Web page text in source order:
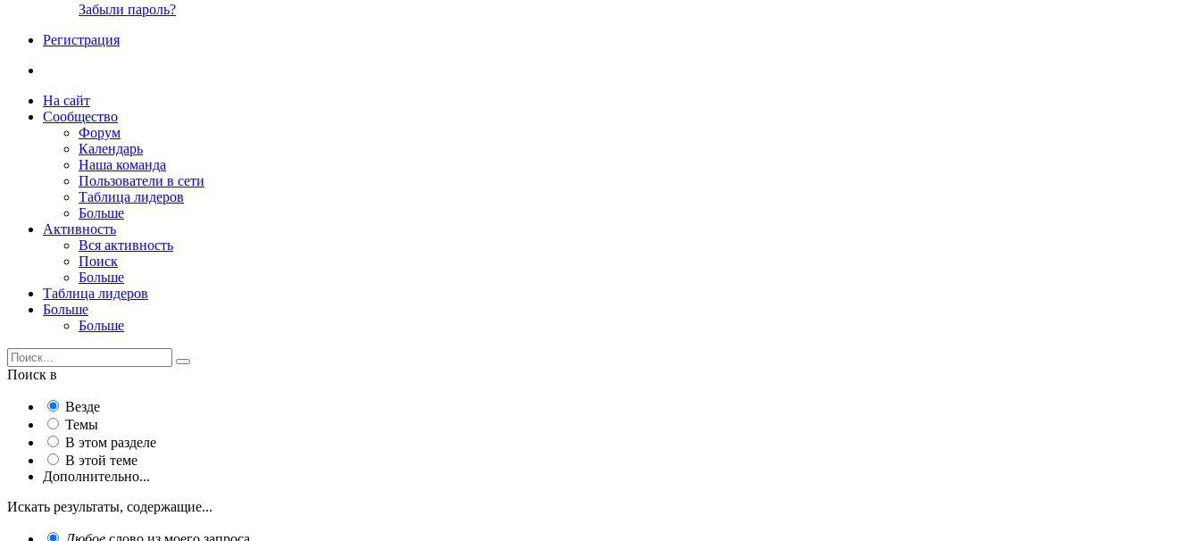
Забыли пароль?
Регистрация
На сайт
Сообщество
Форум
Календарь
Наша команда
Пользователи в сети
Таблица лидеров
Больше
Активность
Вся активность
Поиск
Больше
Таблица лидеров
Больше
Больше
Поиск в
Везде
Темы
В этом разделе
В этой теме
Дополнительно...
Искать результаты, содержащие...